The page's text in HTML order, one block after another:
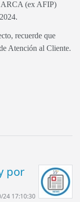
ARCA (ex AFIP)
recuerde que
Atención al Cliente.
por
24 17:10:30